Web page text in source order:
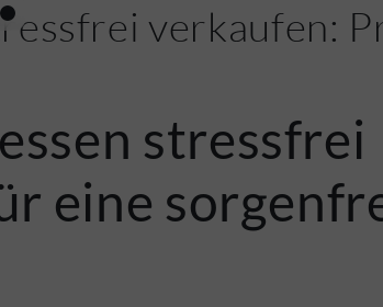
verkaufen:
stressfrei
eine